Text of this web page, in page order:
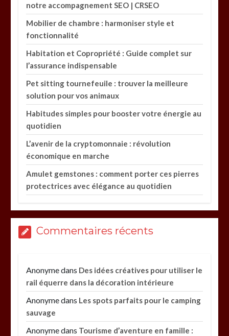
notre accompagnement SEO | CRSEO
Mobilier de chambre : harmoniser style et
fonctionnalité
Habitation et Copropriété : Guide complet sur
l’assurance indispensable
Pet sitting tournefeuile : trouver la meilleure
solution pour vos animaux
Habitudes simples pour booster votre énergie au
quotidien
L’avenir de la cryptomonnaie : révolution
économique en marche
Amulet gemstones : comment porter ces pierres
protectrices avec élégance au quotidien
Commentaires récents
Anonymedans Des idées créatives pour utiliser le
rail équerre dans la décoration intérieure
Anonymedans Les spots parfaits pour le camping
sauvage
Anonymedans Tourisme d’aventure en famille :